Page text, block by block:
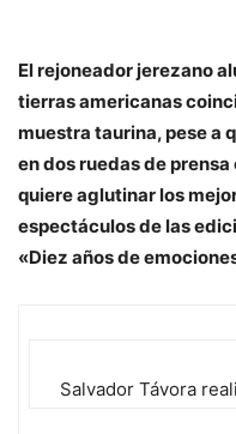
El rejoneador jerezano
tierras americanas
muestra taurina, pese a
en dos ruedas de
quiere aglutinar los
espectáculos de las
«Diez años de
Salvador Távora